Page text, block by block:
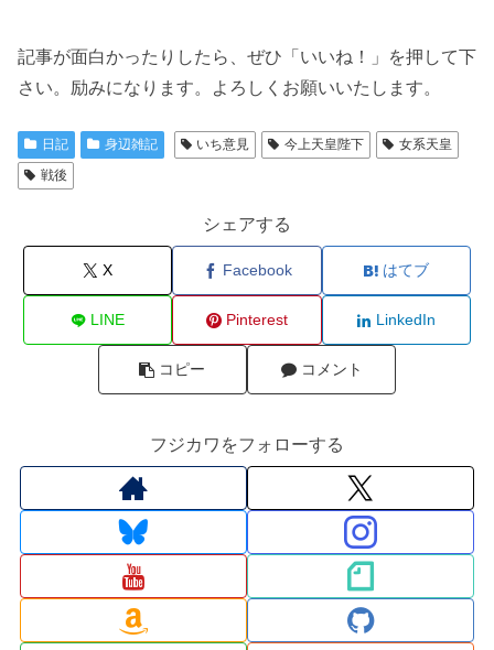
記事が面白かったりしたら、ぜひ「いいね！」を押して下
さい。励みになります。よろしくお願いいたします。
日記 身辺雑記 いち意見 今上天皇陛下
女系天皇
戦後
シェアする
X Facebook はてブ
LINE Pinterest LinkedIn
コピー コメント
フジカワをフォローする